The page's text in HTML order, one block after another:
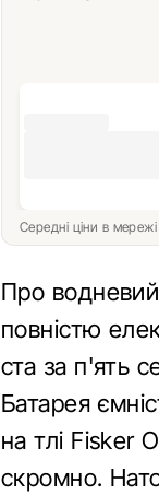
Середні ціни в
Про
повністю
ста за п'ять
Батарея
на тлі Fisker
скромно.